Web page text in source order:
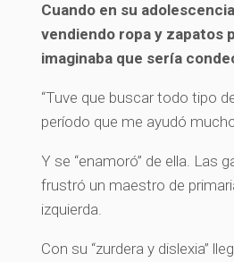
Cuando en su
vendiendo ropa y zapatos
imaginaba que sería
“Tuve que buscar todo tipo
período que me ayudó
Y se “enamoró” de ella. Las
frustró un maestro de
izquierda.
Con su “zurdera y dislexia”